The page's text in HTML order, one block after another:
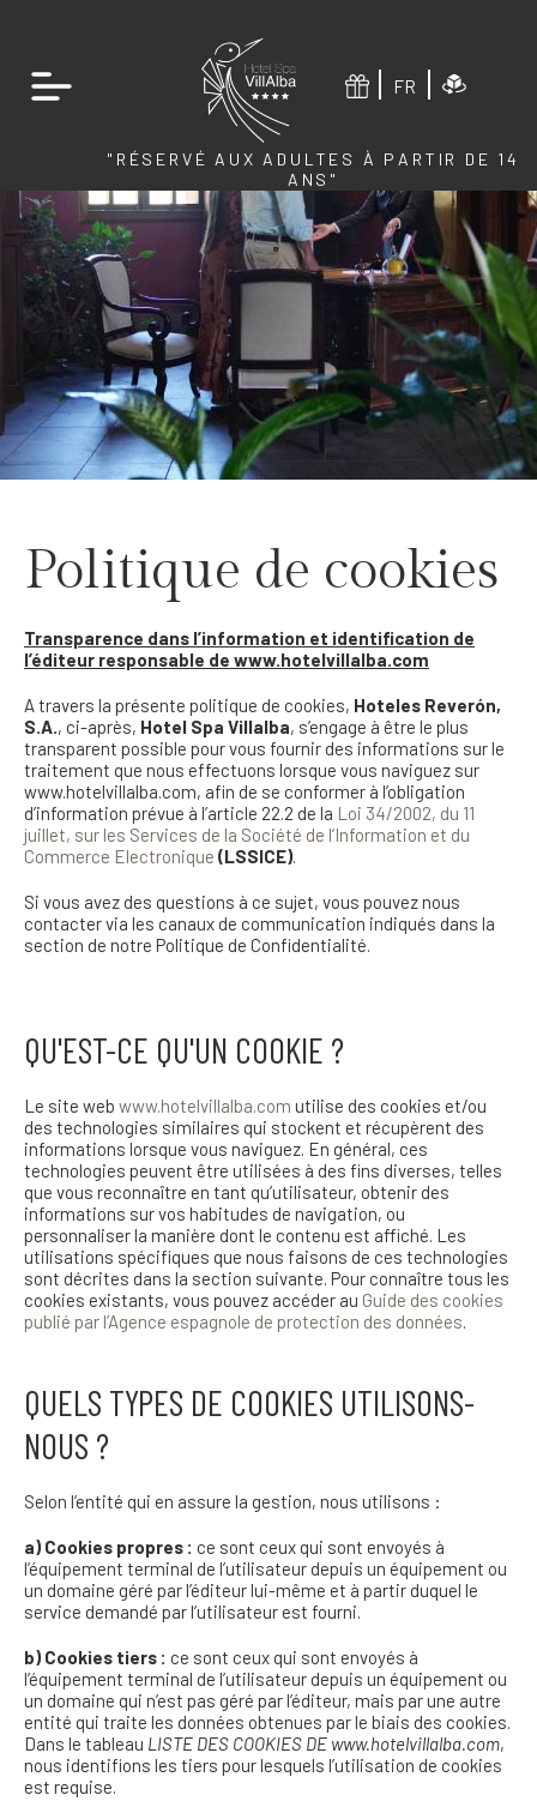
FR
"RÉSERVÉ AUX ADULTES À PARTIR DE 14
ANS"
Politique de cookies
Transparence dans l’information et identification de
l’éditeur responsable de www.hotelvillalba.com
A travers la présente politique de cookies, Hoteles Reverón,
S.A., ci-après, Hotel Spa Villalba, s’engage à être le plus
transparent possible pour vous fournir des informations sur le
traitement que nous effectuons lorsque vous naviguez sur
www.hotelvillalba.com, afin de se conformer à l’obligation
d’information prévue à l’article 22.2 de la Loi 34/2002, du 11
juillet, sur les Services de la Société de l’Information et du
Commerce Electronique (LSSICE).
Si vous avez des questions à ce sujet, vous pouvez nous
contacter via les canaux de communication indiqués dans la
section de notre Politique de Confidentialité.
QU'EST-CE QU'UN COOKIE ?
Le site web www.hotelvillalba.com utilise des cookies et/ou
des technologies similaires qui stockent et récupèrent des
informations lorsque vous naviguez. En général, ces
technologies peuvent être utilisées à des fins diverses, telles
que vous reconnaître en tant qu’utilisateur, obtenir des
informations sur vos habitudes de navigation, ou
personnaliser la manière dont le contenu est affiché. Les
utilisations spécifiques que nous faisons de ces technologies
sont décrites dans la section suivante. Pour connaître tous les
cookies existants, vous pouvez accéder au Guide des cookies
publié par l’Agence espagnole de protection des données.
QUELS TYPES DE COOKIES UTILISONS-
NOUS ?
Selon l’entité qui en assure la gestion, nous utilisons :
a) Cookies propres : ce sont ceux qui sont envoyés à
l’équipement terminal de l’utilisateur depuis un équipement ou
un domaine géré par l’éditeur lui-même et à partir duquel le
service demandé par l’utilisateur est fourni.
b) Cookies tiers : ce sont ceux qui sont envoyés à
l’équipement terminal de l’utilisateur depuis un équipement ou
un domaine qui n’est pas géré par l’éditeur, mais par une autre
entité qui traite les données obtenues par le biais des cookies.
Dans le tableau LISTE DES COOKIES DE www.hotelvillalba.com,
nous identifions les tiers pour lesquels l’utilisation de cookies
est requise.